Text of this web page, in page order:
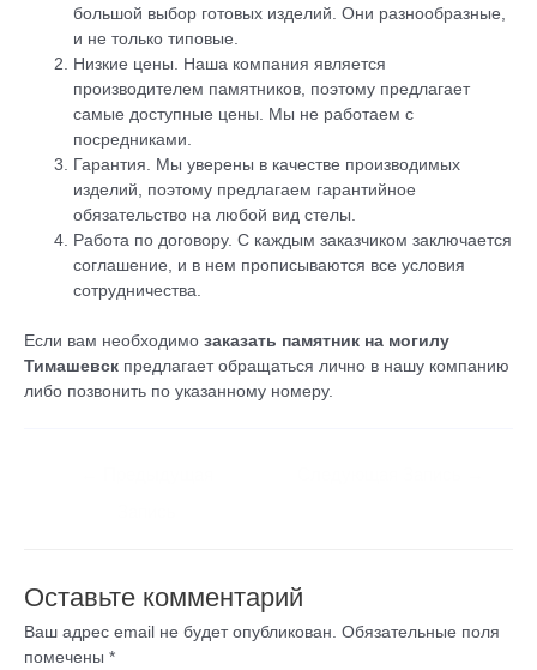
большой выбор готовых изделий. Они разнообразные,
и не только типовые.
Низкие цены. Наша компания является
производителем памятников, поэтому предлагает
самые доступные цены. Мы не работаем с
посредниками.
Гарантия. Мы уверены в качестве производимых
изделий, поэтому предлагаем гарантийное
обязательство на любой вид стелы.
Работа по договору. С каждым заказчиком заключается
соглашение, и в нем прописываются все условия
сотрудничества.
Если вам необходимо заказать памятник на могилу
Тимашевск предлагает обращаться лично в нашу компанию
либо позвонить по указанному номеру.
Оставьте комментарий
Ваш адрес email не будет опубликован. Обязательные поля
помечены *